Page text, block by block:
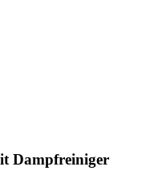
Dampfreiniger